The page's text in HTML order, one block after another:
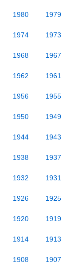
1980 1979
1974 1973
1968 1967
1962 1961
1956 1955
1950 1949
1944 1943
1938 1937
1932 1931
1926 1925
1920 1919
1914 1913
1908 1907